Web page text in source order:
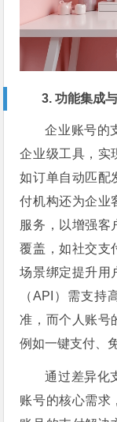
3. 功能集成
企业账号的
企业级工具，实
如订单自动匹配
付机构还为企业
服务，以增强客
覆盖，如社交支
场景绑定提升用
（API）需支持
准，而个人账号
例如一键支付、
通过差异化
账号的核心需求